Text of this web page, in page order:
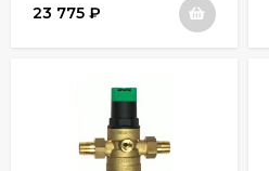
23 775 ₽